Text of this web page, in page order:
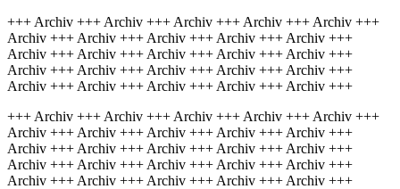
+++ Archiv +++ Archiv +++ Archiv +++ Archiv +++ Archiv +++
Archiv +++ Archiv +++ Archiv +++ Archiv +++ Archiv +++
Archiv +++ Archiv +++ Archiv +++ Archiv +++ Archiv +++
Archiv +++ Archiv +++ Archiv +++ Archiv +++ Archiv +++
Archiv +++ Archiv +++ Archiv +++ Archiv +++ Archiv +++
+++ Archiv +++ Archiv +++ Archiv +++ Archiv +++ Archiv +++
Archiv +++ Archiv +++ Archiv +++ Archiv +++ Archiv +++
Archiv +++ Archiv +++ Archiv +++ Archiv +++ Archiv +++
Archiv +++ Archiv +++ Archiv +++ Archiv +++ Archiv +++
Archiv +++ Archiv +++ Archiv +++ Archiv +++ Archiv +++